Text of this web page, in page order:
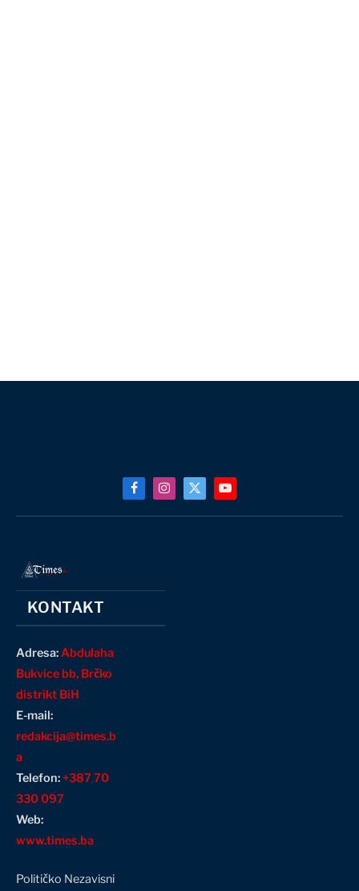
FacebookInstagram
X
YouTube
KONTAKT
Adresa:Abdulaha
Bukvice bb, Brčko
distrikt BiH
E-mail:
redakcija@times.b
a
Telefon:+387 70
330 097
Web:
www.times.ba
Političko Nezavisni